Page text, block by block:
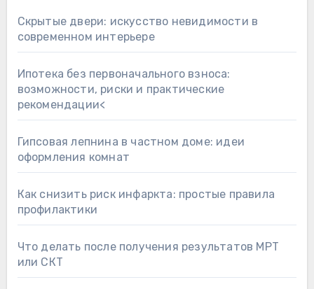
Скрытые двери: искусство невидимости в
современном интерьере
Ипотека без первоначального взноса:
возможности, риски и практические
рекомендации<
Гипсовая лепнина в частном доме: идеи
оформления комнат
Как снизить риск инфаркта: простые правила
профилактики
Что делать после получения результатов МРТ
или СКТ